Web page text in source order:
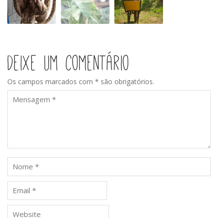
nome
de
Deixe um comentário
Os campos marcados com * são obrigatórios.